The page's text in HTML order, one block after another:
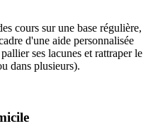
cours sur une base régulière,
d'une aide personnalisée
ses lacunes et rattraper le
dans plusieurs).